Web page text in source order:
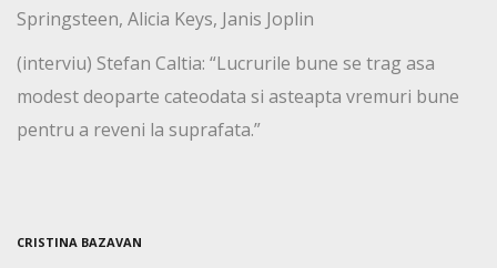
Springsteen, Alicia Keys, Janis Joplin
(interviu) Stefan Caltia: “Lucrurile bune se trag asa
modest deoparte cateodata si asteapta vremuri bune
pentru a reveni la suprafata.”
CRISTINA BAZAVAN